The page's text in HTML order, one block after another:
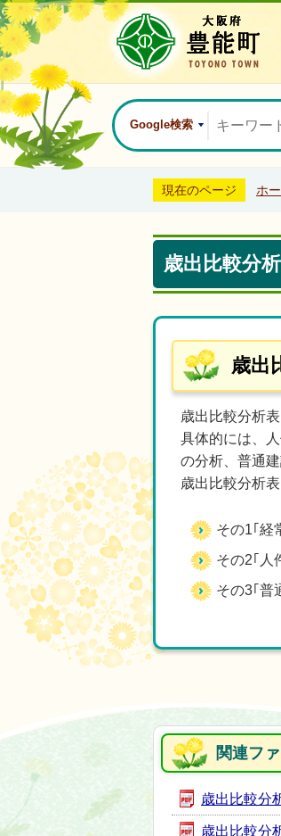
Google検索
現在のページ ホ
歳出比較分
歳出
歳出比較分析
具体的には、
の分析、普通
歳出比較分析
その1｢経
その2｢人
その3｢普
関連フ
歳出比較分
歳出比較分